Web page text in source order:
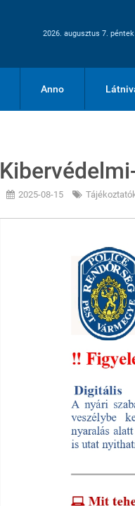
2026. augusztus 7. péntek
Anno
2025-08-15